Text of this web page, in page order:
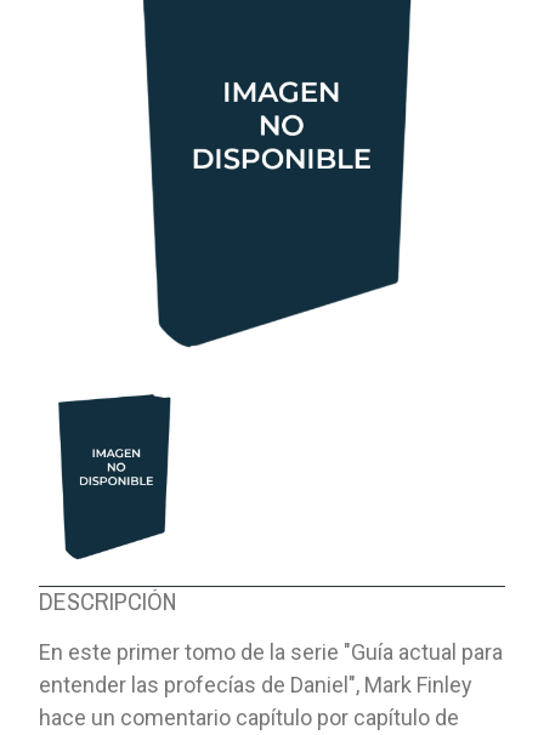
DESCRIPCIÓN
En este primer tomo de la serie "Guía actual para
entender las profecías de Daniel", Mark Finley
hace un comentario capítulo por capítulo de